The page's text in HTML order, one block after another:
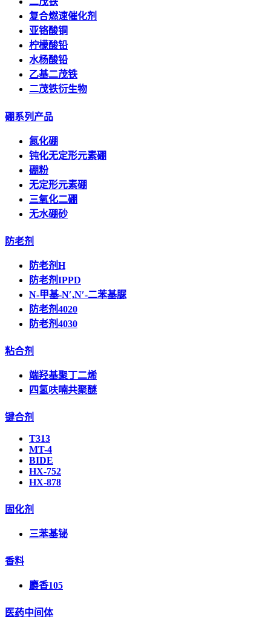
复合燃速催化剂
亚铬酸铜
柠檬酸铅
水杨酸铅
乙基二茂铁
二茂铁衍生物
硼系列产品
氮化硼
钝化无定形元素硼
硼粉
无定形元素硼
三氧化二硼
无水硼砂
防老剂
防老剂H
防老剂IPPD
N-甲基-N′,N′-二苯基脲
防老剂4020
防老剂4030
粘合剂
端羟基聚丁二烯
四氢呋喃共聚醚
键合剂
T313
MT-4
BIDE
HX-752
HX-878
固化剂
三苯基铋
香料
麝香105
医药中间体